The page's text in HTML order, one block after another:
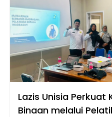
Lazis Unisia Perkuat
Binaan melalui